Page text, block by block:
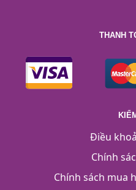
THANH
Điều
Chính
Chính sách mua